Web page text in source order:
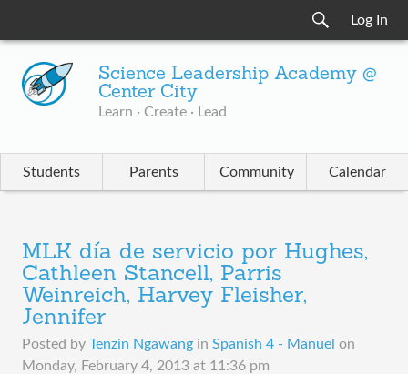
Log In
Science Leadership Academy @
Center City
Learn · Create · Lead
Students Parents Community Calendar
MLK día de servicio por Hughes,
Cathleen Stancell, Parris
Weinreich, Harvey Fleisher,
Jennifer
Posted by Tenzin Ngawang in Spanish 4 - Manuel on
Monday, February 4, 2013 at 11:36 pm